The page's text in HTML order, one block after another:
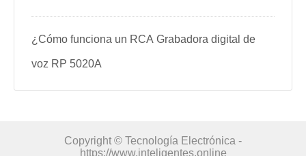
¿Cómo funciona un RCA Grabadora digital de
voz RP 5020A
Copyright © Tecnología Electrónica -
https://www.inteligentes.online